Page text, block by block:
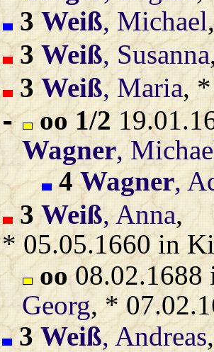
3 Weiß, Michael
3 Weiß, Susanna
3 Weiß, Maria,
- oo 1/2
Wagner,
4 Wagner,
3 Weiß, Anna,
* 05.05.1660 in
oo08.02.1688
Georg, *
3 Weiß, Andreas